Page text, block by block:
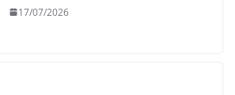
17/07/2026